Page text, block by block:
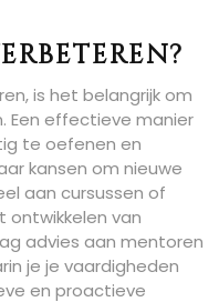
is het belangrijk om
Een effectieve manier
te oefenen en
kansen om nieuwe
aan cursussen of
ontwikkelen van
advies aan mentoren
je je vaardigheden
en proactieve